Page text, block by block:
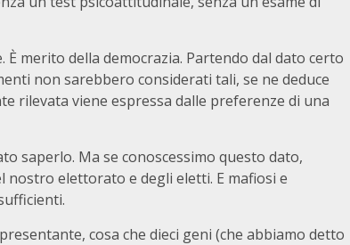
merito della democrazia. Partendo dal dato certo
non sarebbero considerati tali, se ne deduce
rilevata viene espressa dalle preferenze di una
saperlo. Ma se conoscessimo questo dato,
elettorato e degli eletti. E mafiosi e
cosa che dieci geni (che abbiamo detto